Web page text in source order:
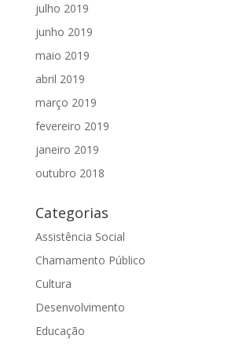
julho 2019
junho 2019
maio 2019
abril 2019
março 2019
fevereiro 2019
janeiro 2019
outubro 2018
Categorias
Assistência Social
Chamamento Público
Cultura
Desenvolvimento
Educação